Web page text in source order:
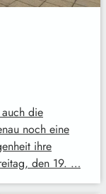
die
noch eine
ihre
den 19. …